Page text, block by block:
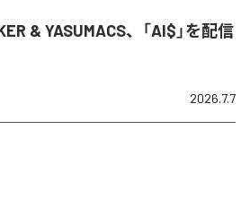
& YASUMACS、「AI$」を配信
2026.7.7